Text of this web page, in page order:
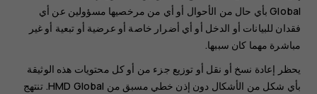
Global بأي حال من الأحوال أو أي من مرخصيها مسؤولين عن أي
فقدان للبيانات أو الدخل أو أي أضرار خاصة أو عرضية أو تبعية أو غير
مباشرة مهما كان سببها.
يحظر إعادة نسخ أو نقل أو توزيع جزء من أو كل محتويات هذه الوثيقة
بأي شكل من الأشكال دون إذن خطي مسبق من HMD Global. تنتهج